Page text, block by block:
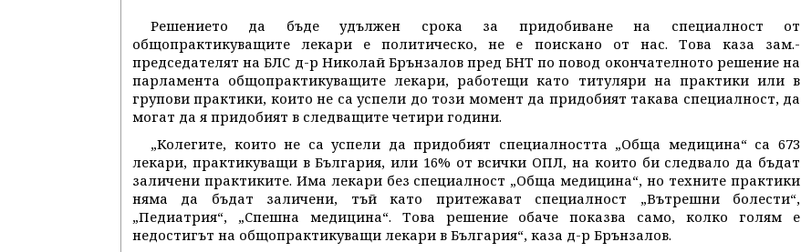
Решението да бъде удължен срока за придобиване на специалност от
общопрактикуващите лекари е политическо, не е поискано от нас. Това каза зам.-
председателят на БЛС д-р Николай Брънзалов пред БНТ по повод окончателното решение на
парламента общопрактикуващите лекари, работещи като титуляри на практики или в
групови практики, които не са успели до този момент да придобият такава специалност, да
могат да я придобият в следващите четири години.
„Колегите, които не са успели да придобият специалността „Обща медицина“ са 673
лекари, практикуващи в България, или 16% от всички ОПЛ, на които би следвало да бъдат
заличени практиките. Има лекари без специалност „Обща медицина“, но техните практики
няма да бъдат заличени, тъй като притежават специалност „Вътрешни болести“,
„Педиатрия“, „Спешна медицина“. Това решение обаче показва само, колко голям е
недостигът на общопрактикуващи лекари в България“, каза д-р Брънзалов.